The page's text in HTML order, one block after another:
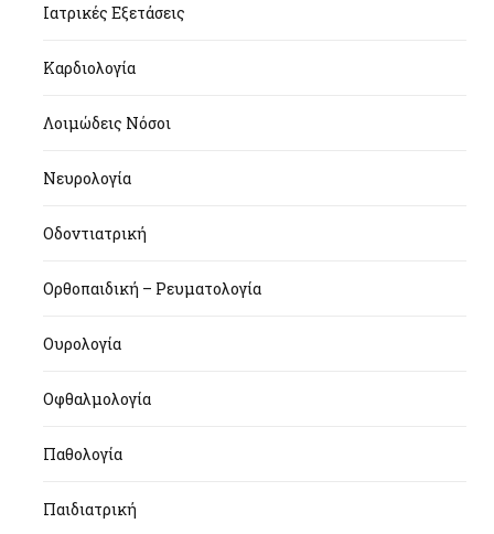
Ιατρικές Εξετάσεις
Καρδιολογία
Λοιμώδεις Νόσοι
Νευρολογία
Οδοντιατρική
Ορθοπαιδική – Ρευματολογία
Ουρολογία
Οφθαλμολογία
Παθολογία
Παιδιατρική